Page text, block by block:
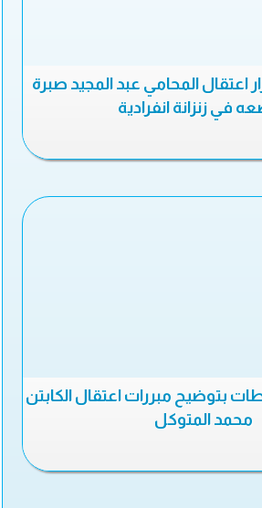
اعتقال المحامي عبد المجيد صبرة
في زنزانة انفرادية
بتوضيح مبررات اعتقال الكابتن
محمد المتوكل